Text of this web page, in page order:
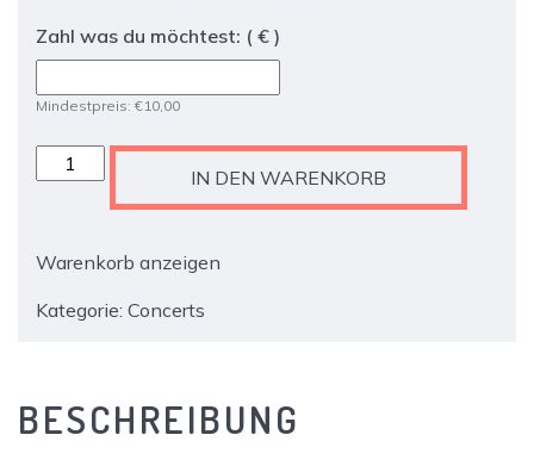
Zahl was du möchtest: ( € )
Mindestpreis: €10,00
TX4828
-
Hoftheater
Feierabendkonzert:
Cassandra
IN DEN WARENKORB
Warenkorb anzeigen
Kategorie: Concerts
BESCHREIBUNG